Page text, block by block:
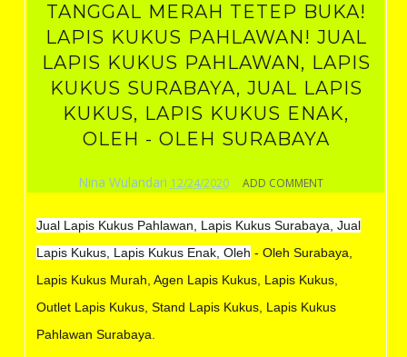
TANGGAL MERAH TETEP BUKA!
LAPIS KUKUS PAHLAWAN! JUAL
LAPIS KUKUS PAHLAWAN, LAPIS
KUKUS SURABAYA, JUAL LAPIS
KUKUS, LAPIS KUKUS ENAK,
OLEH - OLEH SURABAYA
Nina Wulandari 12/24/2020 ADD COMMENT
Jual Lapis Kukus Pahlawan, Lapis Kukus Surabaya, Jual
Lapis Kukus, Lapis Kukus Enak, Oleh - Oleh Surabaya,
Lapis Kukus Murah, Agen Lapis Kukus, Lapis Kukus,
Outlet Lapis Kukus, Stand Lapis Kukus, Lapis Kukus
Pahlawan Surabaya.